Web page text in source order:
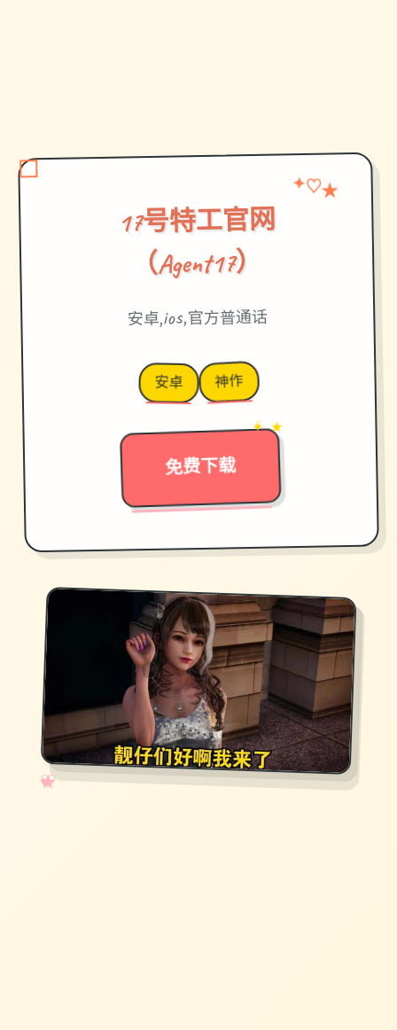
17号特工官网
（Agent17）
✦♡★
安卓,ios,官方普通话
安卓 神作
免费下载
→
✦ ★
✧
♡
★
♥